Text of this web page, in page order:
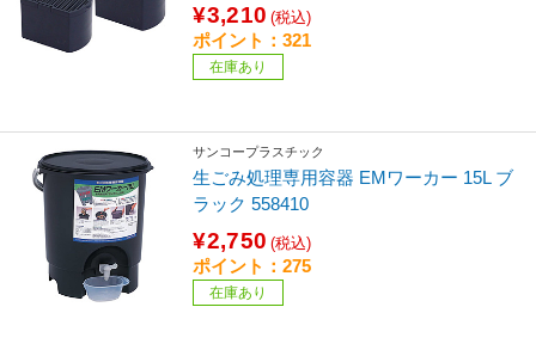
¥3,210 (税込)
ポイント：321
在庫あり
サンコープラスチック
生ごみ処理専用容器 EMワーカー 15L ブ
ラック 558410
¥2,750 (税込)
ポイント：275
在庫あり